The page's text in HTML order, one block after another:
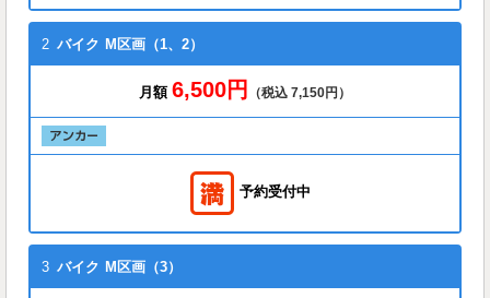
2 バイク M区画（1、2）
月額 6,500円 （税込 7,150円）
予約受付中
3 バイク M区画（3）